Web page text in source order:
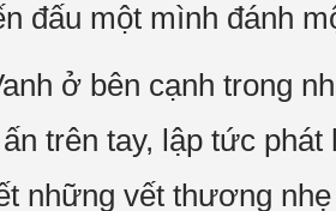
đấu một mình đánh
ở bên cạnh trong
trên tay, lập tức
những vết thương